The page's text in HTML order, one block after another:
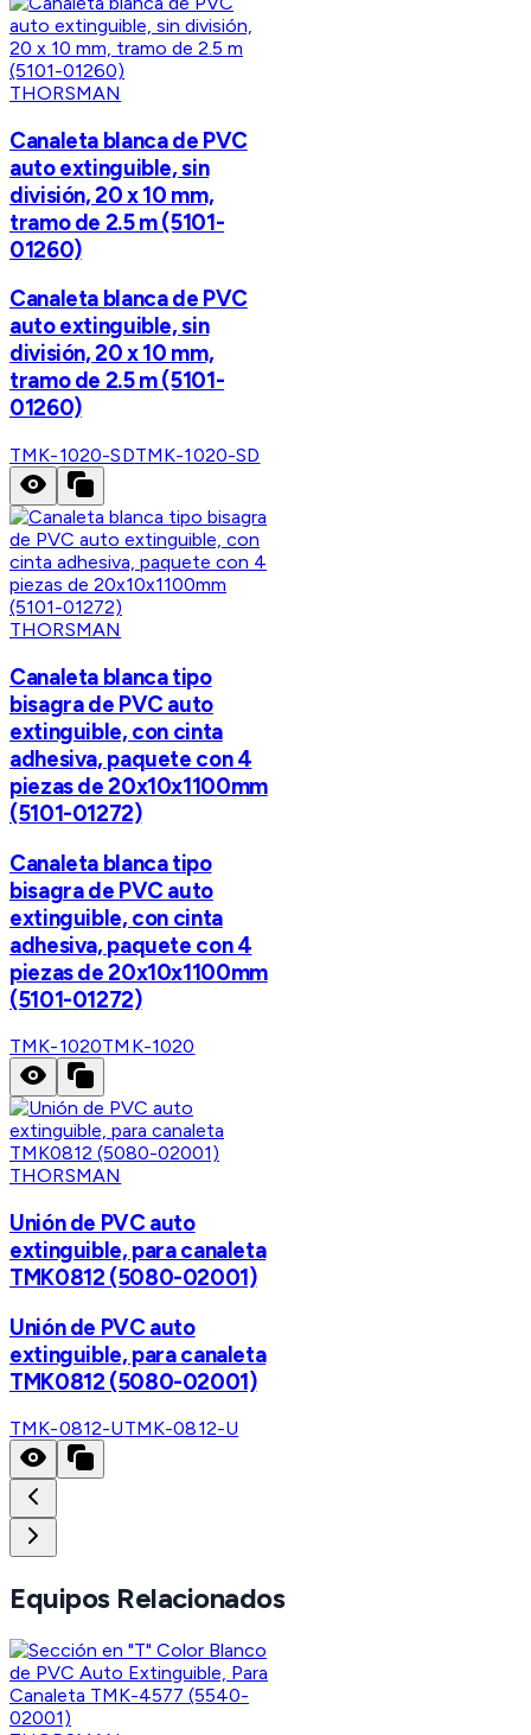
THORSMAN
Canaleta blanca de PVC
auto extinguible, sin
división, 20 x 10 mm,
tramo de 2.5 m (5101-
01260)
Canaleta blanca de PVC
auto extinguible, sin
división, 20 x 10 mm,
tramo de 2.5 m (5101-
01260)
TMK-1020-SDTMK-1020-SD
THORSMAN
Canaleta blanca tipo
bisagra de PVC auto
extinguible, con cinta
adhesiva, paquete con 4
piezas de 20x10x1100mm
(5101-01272)
Canaleta blanca tipo
bisagra de PVC auto
extinguible, con cinta
adhesiva, paquete con 4
piezas de 20x10x1100mm
(5101-01272)
TMK-1020TMK-1020
THORSMAN
Unión de PVC auto
extinguible, para canaleta
TMK0812 (5080-02001)
Unión de PVC auto
extinguible, para canaleta
TMK0812 (5080-02001)
TMK-0812-UTMK-0812-U
Equipos Relacionados